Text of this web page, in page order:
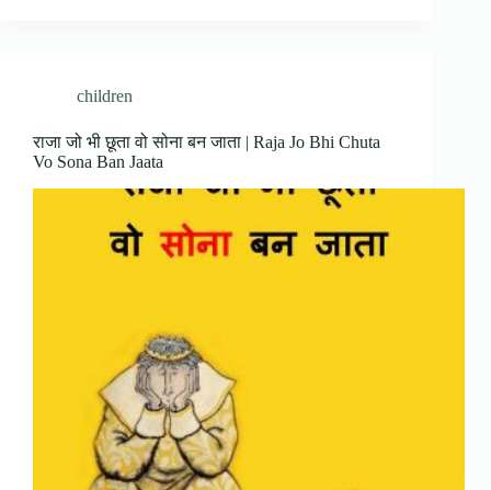
children
राजा जो भी छूता वो सोना बन जाता | Raja Jo Bhi Chuta
Vo Sona Ban Jaata